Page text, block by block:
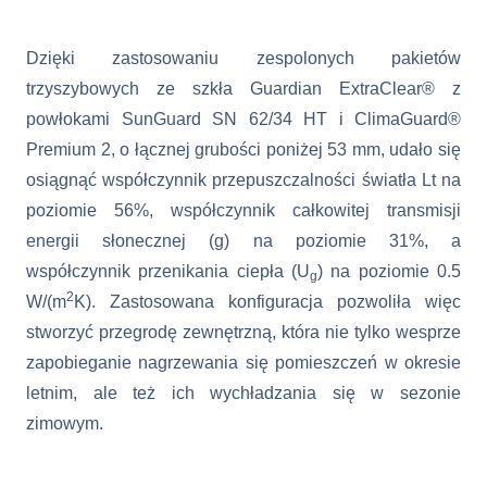
Dzięki zastosowaniu zespolonych pakietów
trzyszybowych ze szkła Guardian ExtraClear® z
powłokami SunGuard SN 62/34 HT i ClimaGuard®
Premium 2, o łącznej grubości poniżej 53 mm, udało się
osiągnąć współczynnik przepuszczalności światła Lt na
poziomie 56%, współczynnik całkowitej transmisji
energii słonecznej (g) na poziomie 31%, a
współczynnik przenikania ciepła (Ug) na poziomie 0.5
W/(m2 K). Zastosowana konfiguracja pozwoliła więc
stworzyć przegrodę zewnętrzną, która nie tylko wesprze
zapobieganie nagrzewania się pomieszczeń w okresie
letnim, ale też ich wychładzania się w sezonie
zimowym.